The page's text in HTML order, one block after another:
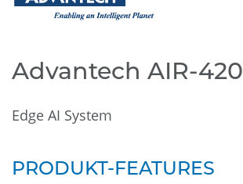
Advantech AIR-420
Edge AI System
PRODUKT-FEATURES